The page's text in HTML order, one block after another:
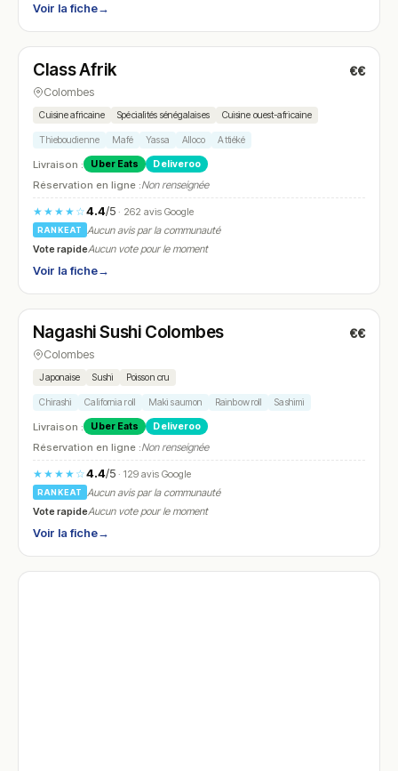
Voir la fiche→
N° 27
Class Afrik €€
Colombes
Cuisine africaine Spécialités sénégalaises Cuisine ouest-africaine
Thieboudienne Mafé Yassa Alloco Attiéké
Livraison : Uber Eats Deliveroo
Réservation en ligne :Non renseignée
★★★★☆4.4/5· 262 avis Google
RANKEAT
Aucun avis par la communauté
Vote rapideAucun vote pour le moment
Voir la fiche→
N° 28
Nagashi Sushi Colombes €€
Colombes
Japonaise Sushi Poisson cru
Chirashi California roll Maki saumon Rainbow roll Sashimi
Livraison : Uber Eats Deliveroo
Réservation en ligne :Non renseignée
★★★★☆4.4/5· 129 avis Google
RANKEAT
Aucun avis par la communauté
Vote rapideAucun vote pour le moment
Voir la fiche→